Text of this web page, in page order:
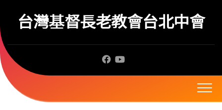
content台灣基督長老教會台北中會